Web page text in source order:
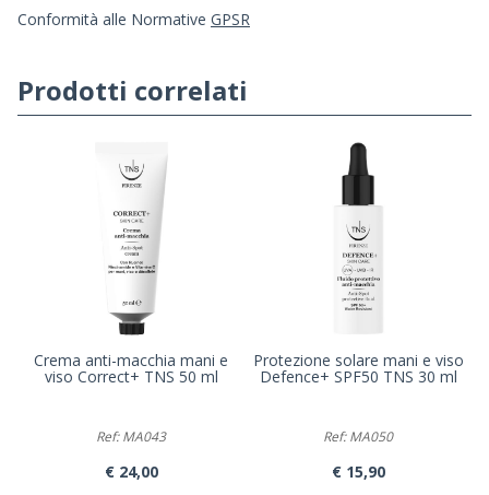
Conformità alle Normative GPSR
Prodotti correlati
Crema anti-macchia mani e
viso Correct+ TNS 50 ml
Ref: MA043
€ 24,00
Protezione solare mani e viso
Defence+ SPF50 TNS 30 ml
Ref: MA050
€ 15,90